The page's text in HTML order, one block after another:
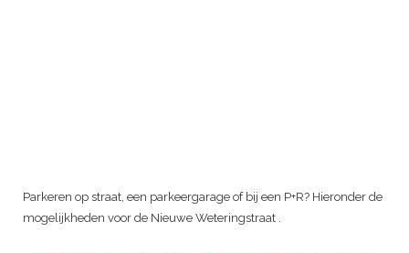
Parkeren op straat, een parkeergarage of bij een P+R? Hieronder de
mogelijkheden voor de Nieuwe Weteringstraat